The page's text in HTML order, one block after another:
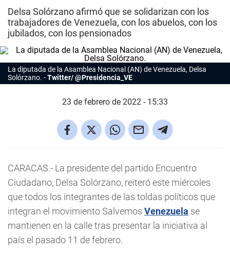
Delsa Solórzano afirmó que se solidarizan con los
trabajadores de Venezuela, con los abuelos, con los
jubilados, con los pensionados
La diputada de la Asamblea Nacional (AN) de Venezuela, Delsa
Solórzano.
Twitter/ @Presidencia_VE
23 de febrero de 2022 - 15:33
CARACAS.- La presidente del partido Encuentro
Ciudadano, Delsa Solórzano, reiteró este miércoles
que todos los integrantes de las toldas políticos que
integran el movimiento Salvemos Venezuela se
mantienen en la calle tras presentar la iniciativa al
país el pasado 11 de febrero.